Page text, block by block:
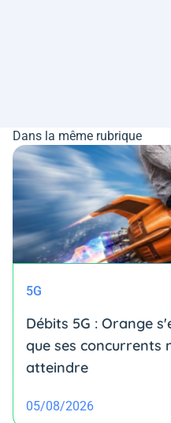
Dans la même rubrique
5G
Débits 5G : Orange
que ses concurrents
atteindre
05/08/2026